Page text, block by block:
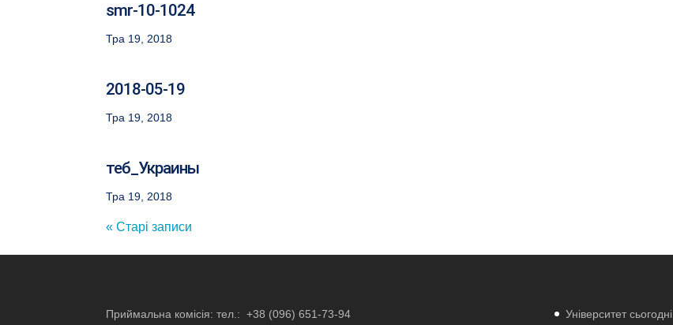
smr-10-1024
Тра 19, 2018
2018-05-19
Тра 19, 2018
теб_Украины
Тра 19, 2018
« Старі записи
Приймальна комісія: тел.:+38 (096) 651-73-94
Університет сьогодні